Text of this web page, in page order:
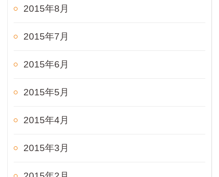
2015年8月
2015年7月
2015年6月
2015年5月
2015年4月
2015年3月